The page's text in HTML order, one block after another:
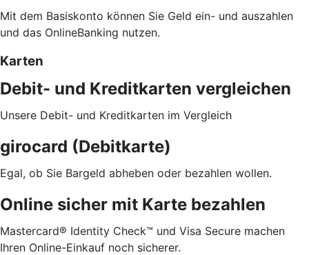
Mit dem Basiskonto können Sie Geld ein- und auszahlen
und das OnlineBanking nutzen.
Karten
Debit- und Kreditkarten vergleichen
Unsere Debit- und Kreditkarten im Vergleich
girocard (Debitkarte)
Egal, ob Sie Bargeld abheben oder bezahlen wollen.
Online sicher mit Karte bezahlen
Mastercard® Identity Check™ und Visa Secure machen
Ihren Online-Einkauf noch sicherer.